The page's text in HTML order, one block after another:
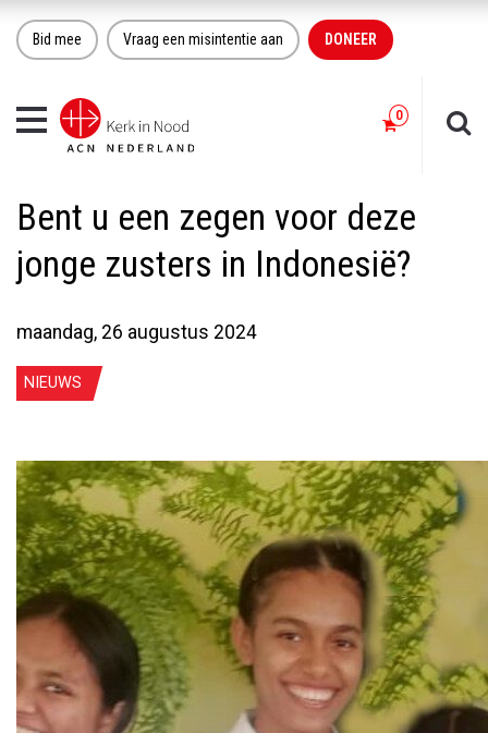
Bid mee Vraag een misintentie aan DONEER
Toggle
navigation
Bent u een zegen voor deze
jonge zusters in Indonesië?
maandag, 26 augustus 2024
NIEUWS